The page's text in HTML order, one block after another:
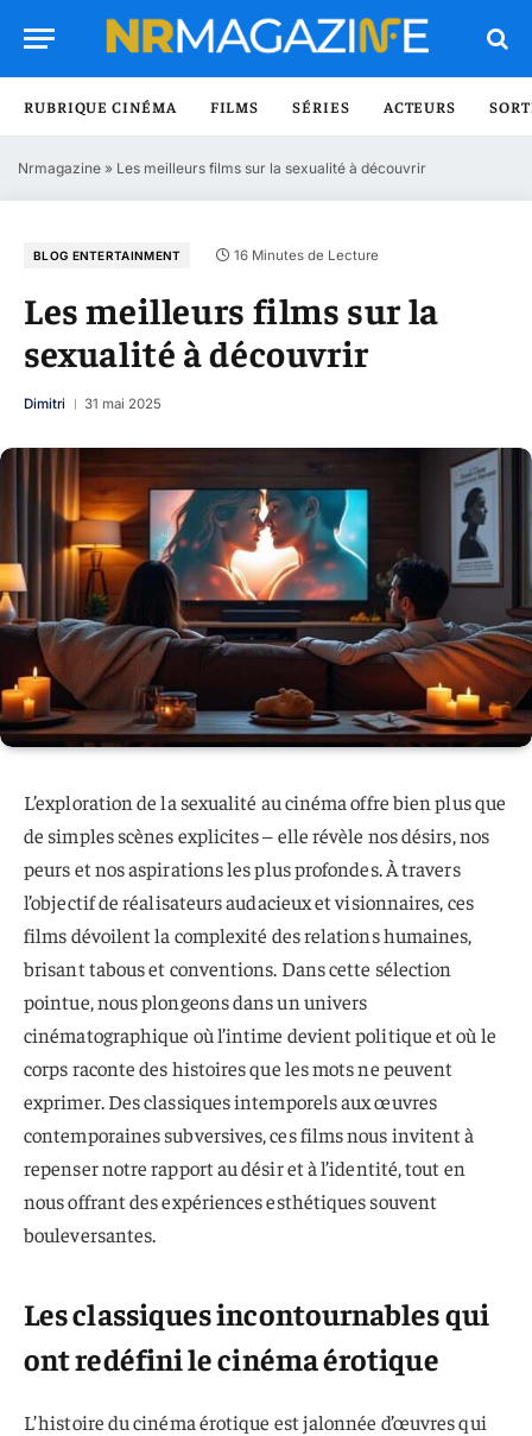
RUBRIQUE CINÉMA FILMS SÉRIES ACTEURS
Nrmagazine » Les meilleurs films sur la sexualité à découvrir
BLOG ENTERTAINMENT 16 Minutes de Lecture
Les meilleurs films sur la
sexualité à découvrir
Dimitri 31 mai 2025
L’exploration de la sexualité au cinéma offre bien plus que
de simples scènes explicites – elle révèle nos désirs, nos
peurs et nos aspirations les plus profondes. À travers
l’objectif de réalisateurs audacieux et visionnaires, ces
films dévoilent la complexité des relations humaines,
brisant tabous et conventions. Dans cette sélection
pointue, nous plongeons dans un univers
cinématographique où l’intime devient politique et où le
corps raconte des histoires que les mots ne peuvent
exprimer. Des classiques intemporels aux œuvres
contemporaines subversives, ces films nous invitent à
repenser notre rapport au désir et à l’identité, tout en
nous offrant des expériences esthétiques souvent
bouleversantes.
Les classiques incontournables qui
ont redéfini le cinéma érotique
L’histoire du cinéma érotique est jalonnée d’œuvres qui